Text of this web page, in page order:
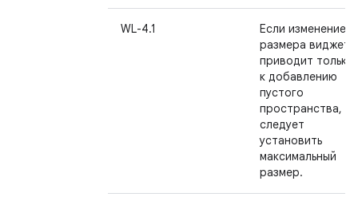
WL-4.1
Если изменение
размера виджета
приводит только
к добавлению
пустого
пространства,
следует
установить
максимальный
размер.